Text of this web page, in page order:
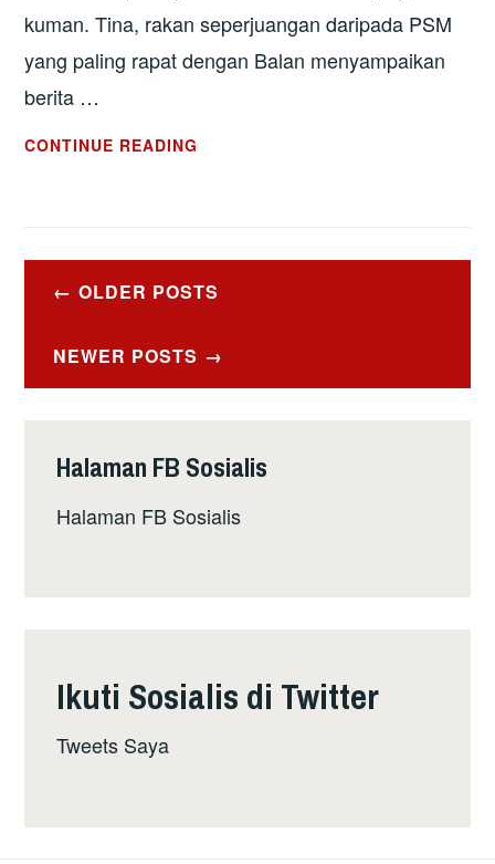
kuman. Tina, rakan seperjuangan daripada PSM
yang paling rapat dengan Balan menyampaikan
berita …
CONTINUE READING
DIPENUHI
–
PostsOLDER POSTS
NEWER POSTS
Halaman FB Sosialis
Halaman FB Sosialis
Ikuti Sosialis di Twitter
Tweets Saya